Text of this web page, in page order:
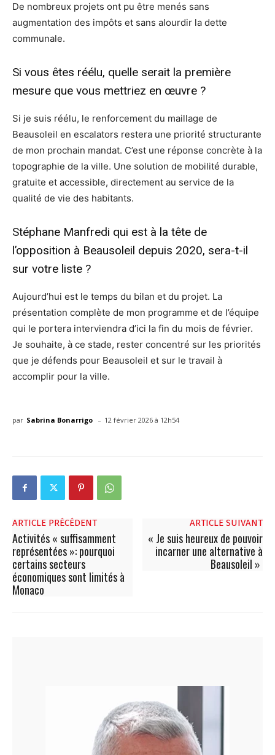
De nombreux projets ont pu être menés sans
augmentation des impôts et sans alourdir la dette
communale.
Si vous êtes réélu, quelle serait la première
mesure que vous mettriez en œuvre ?
Si je suis réélu, le renforcement du maillage de
Beausoleil en escalators restera une priorité structurante
de mon prochain mandat. C’est une réponse concrète à la
topographie de la ville. Une solution de mobilité durable,
gratuite et accessible, directement au service de la
qualité de vie des habitants.
Stéphane Manfredi qui est à la tête de
l’opposition à Beausoleil depuis 2020, sera-t-il
sur votre liste ?
Aujourd’hui est le temps du bilan et du projet. La
présentation complète de mon programme et de l’équipe
qui le portera interviendra d’ici la fin du mois de février.
Je souhaite, à ce stade, rester concentré sur les priorités
que je défends pour Beausoleil et sur le travail à
accomplir pour la ville.
par Sabrina Bonarrigo - 12 février 2026 à 12h54
ARTICLE PRÉCÉDENT
Activités « suffisamment
représentées »: pourquoi
certains secteurs
économiques sont limités à
Monaco
ARTICLE SUIVANT
« Je suis heureux de pouvoir
incarner une alternative à
Beausoleil »